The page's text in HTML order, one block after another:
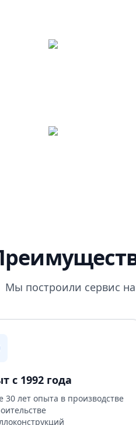
Мы построили сервис
с 1992 года
30 лет опыта в производстве